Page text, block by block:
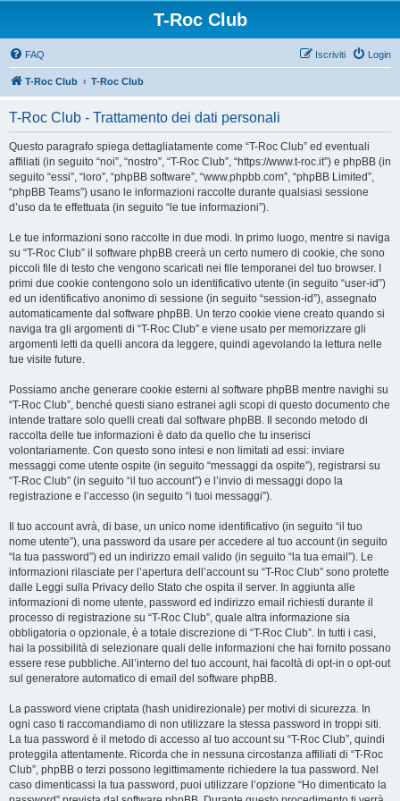
T-Roc Club
FAQ Login
Iscriviti
T-Roc Club T-Roc Club
T-Roc Club - Trattamento dei dati personali
Questo paragrafo spiega dettagliatamente come “T-Roc Club” ed eventuali
affiliati (in seguito “noi”, “nostro”, “T-Roc Club”, “https://www.t-roc.it”) e phpBB (in
seguito “essi”, “loro”, “phpBB software”, “www.phpbb.com”, “phpBB Limited”,
“phpBB Teams”) usano le informazioni raccolte durante qualsiasi sessione
d’uso da te effettuata (in seguito “le tue informazioni”).
Le tue informazioni sono raccolte in due modi. In primo luogo, mentre si naviga
su “T-Roc Club” il software phpBB creerà un certo numero di cookie, che sono
piccoli file di testo che vengono scaricati nei file temporanei del tuo browser. I
primi due cookie contengono solo un identificativo utente (in seguito “user-id”)
ed un identificativo anonimo di sessione (in seguito “session-id”), assegnato
automaticamente dal software phpBB. Un terzo cookie viene creato quando si
naviga tra gli argomenti di “T-Roc Club” e viene usato per memorizzare gli
argomenti letti da quelli ancora da leggere, quindi agevolando la lettura nelle
tue visite future.
Possiamo anche generare cookie esterni al software phpBB mentre navighi su
“T-Roc Club”, benché questi siano estranei agli scopi di questo documento che
intende trattare solo quelli creati dal software phpBB. Il secondo metodo di
raccolta delle tue informazioni è dato da quello che tu inserisci
volontariamente. Con questo sono intesi e non limitati ad essi: inviare
messaggi come utente ospite (in seguito “messaggi da ospite”), registrarsi su
“T-Roc Club” (in seguito “il tuo account”) e l’invio di messaggi dopo la
registrazione e l’accesso (in seguito “i tuoi messaggi”).
Il tuo account avrà, di base, un unico nome identificativo (in seguito “il tuo
nome utente”), una password da usare per accedere al tuo account (in seguito
“la tua password”) ed un indirizzo email valido (in seguito “la tua email”). Le
informazioni rilasciate per l’apertura dell’account su “T-Roc Club” sono protette
dalle Leggi sulla Privacy dello Stato che ospita il server. In aggiunta alle
informazioni di nome utente, password ed indirizzo email richiesti durante il
processo di registrazione su “T-Roc Club”, quale altra informazione sia
obbligatoria o opzionale, è a totale discrezione di “T-Roc Club”. In tutti i casi,
hai la possibilità di selezionare quali delle informazioni che hai fornito possano
essere rese pubbliche. All’interno del tuo account, hai facoltà di opt-in o opt-out
sul generatore automatico di email del software phpBB.
La password viene criptata (hash unidirezionale) per motivi di sicurezza. In
ogni caso ti raccomandiamo di non utilizzare la stessa password in troppi siti.
La tua password è il metodo di accesso al tuo account su “T-Roc Club”, quindi
proteggila attentamente. Ricorda che in nessuna circostanza affiliati di “T-Roc
Club”, phpBB o terzi possono legittimamente richiedere la tua password. Nel
caso dimenticassi la tua password, puoi utilizzare l’opzione “Ho dimenticato la